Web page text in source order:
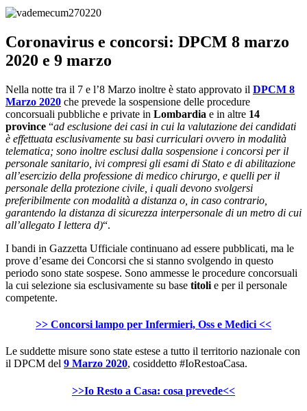
Coronavirus e concorsi: DPCM 8 marzo
2020 e 9 marzo
Nella notte tra il 7 e l’8 Marzo inoltre è stato approvato il DPCM 8
Marzo 2020 che prevede la sospensione delle procedure
concorsuali pubbliche e private in Lombardia e in altre 14
province “ad esclusione dei casi in cui la valutazione dei candidati
è effettuata esclusivamente su basi curriculari ovvero in modalità
telematica; sono inoltre esclusi dalla sospensione i concorsi per il
personale sanitario, ivi compresi gli esami di Stato e di abilitazione
all’esercizio della professione di medico chirurgo, e quelli per il
personale della protezione civile, i quali devono svolgersi
preferibilmente con modalità a distanza o, in caso contrario,
garantendo la distanza di sicurezza interpersonale di un metro di cui
all’allegato I lettera d)“.
I bandi in Gazzetta Ufficiale continuano ad essere pubblicati, ma le
prove d’esame dei Concorsi che si stanno svolgendo in questo
periodo sono state sospese. Sono ammesse le procedure concorsuali
la cui selezione sia esclusivamente su base titoli e per il personale
competente.
>> Concorsi lampo per Infermieri, Oss e Medici <<
Le suddette misure sono state estese a tutto il territorio nazionale con
il DPCM del 9 Marzo 2020, cosiddetto #IoRestoaCasa.
>>Io Resto a Casa: cosa prevede<<